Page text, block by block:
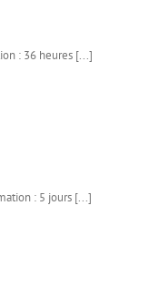
: 36 heures [...]
: 5 jours [...]